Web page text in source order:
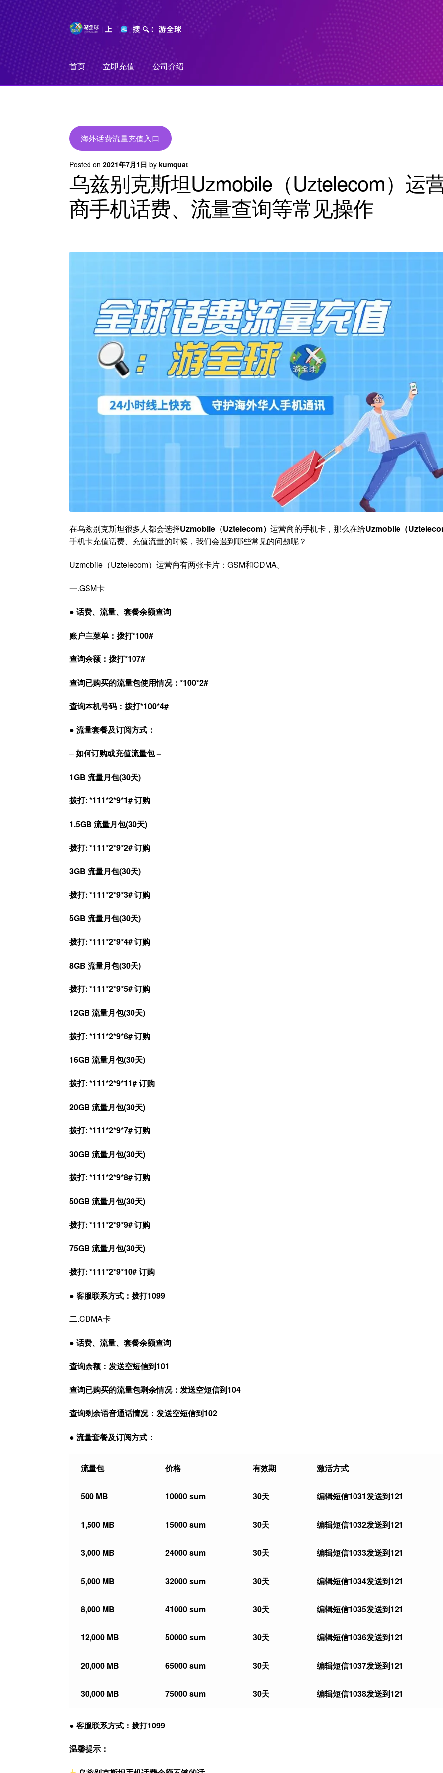
Skip
to
navigation
Skip
to
content
首页
立即充值 公司介绍
海外话费流量充值入口
Posted on2021年7月1日 bykumquat
乌兹别克斯坦Uzmobile（Uztelecom）运
商手机话费、流量查询等常见操作
在乌兹别克斯坦很多人都会选择Uzmobile（Uztelecom）运营商的手机卡，那么在给Uzmobile（
手机卡充值话费、充值流量的时候，我们会遇到哪些常见的问题呢？
Uzmobile（Uztelecom）运营商有两张卡片：GSM和CDMA。
一.GSM卡
● 话费、流量、套餐余额查询
账户主菜单：拨打*100#
查询余额：拨打*107#
查询已购买的流量包使用情况：*100*2#
查询本机号码：拨打*100*4#
● 流量套餐及订阅方式：
–如何订购或充值流量包 –
1GB 流量月包(30天)
拨打: *111*2*9*1# 订购
1.5GB 流量月包(30天)
拨打: *111*2*9*2# 订购
3GB 流量月包(30天)
拨打: *111*2*9*3# 订购
5GB 流量月包(30天)
拨打: *111*2*9*4# 订购
8GB 流量月包(30天)
拨打: *111*2*9*5# 订购
12GB 流量月包(30天)
拨打: *111*2*9*6# 订购
16GB 流量月包(30天)
拨打: *111*2*9*11# 订购
20GB 流量月包(30天)
拨打: *111*2*9*7# 订购
30GB 流量月包(30天)
拨打: *111*2*9*8# 订购
50GB 流量月包(30天)
拨打: *111*2*9*9# 订购
75GB 流量月包(30天)
拨打: *111*2*9*10# 订购
● 客服联系方式：拨打1099
二.CDMA卡
● 话费、流量、套餐余额查询
查询余额：发送空短信到101
查询已购买的流量包剩余情况：发送空短信到104
查询剩余语音通话情况：发送空短信到102
● 流量套餐及订阅方式：
流量包 价格 有效期 激活方式
500 MB 10000 sum 30天 编辑短信1031发送到121
1,500 MB 15000 sum 30天 编辑短信1032发送到121
3,000 MB 24000 sum 30天 编辑短信1033发送到121
5,000 MB 32000 sum 30天 编辑短信1034发送到121
8,000 MB 41000 sum 30天 编辑短信1035发送到121
12,000 MB 50000 sum 30天 编辑短信1036发送到121
20,000 MB 65000 sum 30天 编辑短信1037发送到121
30,000 MB 75000 sum 30天 编辑短信1038发送到121
● 客服联系方式：拨打1099
温馨提示：